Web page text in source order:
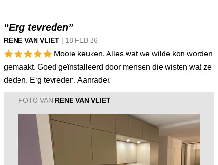
“Erg tevreden”
RENE VAN VLIET | 18 FEB 26
Mooie keuken. Alles wat we wilde kon worden
gemaakt. Goed geïnstalleerd door mensen die wisten wat ze
deden. Erg tevreden. Aanrader.
FOTO VAN RENE VAN VLIET